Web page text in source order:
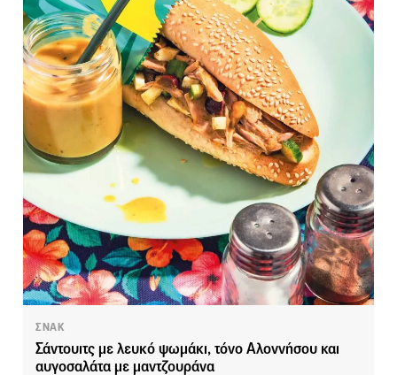
ΣΝΑΚ
Σάντουιτς με λευκό ψωμάκι, τόνο Αλοννήσου και
αυγοσαλάτα με μαντζουράνα